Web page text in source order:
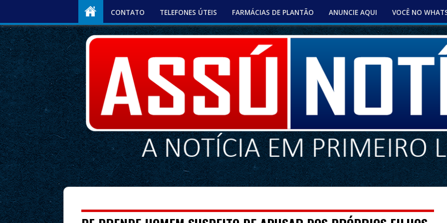
CONTATO TELEFONES ÚTEIS FARMÁCIAS DE PLANTÃO ANUNCIE AQUI VOCÊ NO